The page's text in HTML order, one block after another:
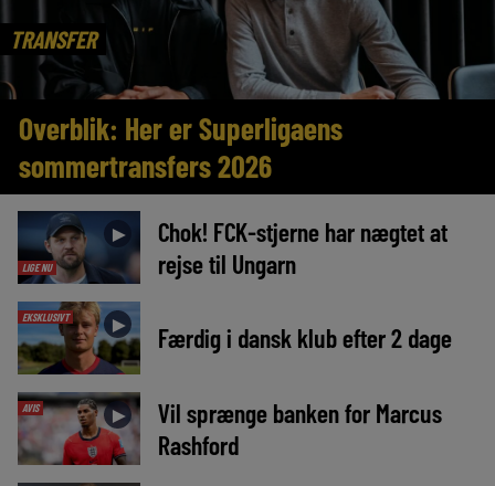
TRANSFER
Overblik: Her er Superligaens
sommertransfers 2026
LIGE NU
►
Chok! FCK-stjerne har nægtet at
rejse til Ungarn
EKSKLUSIVT ► Færdig i dansk klub efter 2 dage
AVIS ►
Vil sprænge banken for Marcus
Rashford